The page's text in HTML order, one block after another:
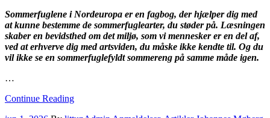
Sommerfuglene i Nordeuropa er en fagbog, der hjælper dig med
at kunne bestemme de sommerfuglearter, du støder på. Læsningen
skaber en bevidsthed om det miljø, som vi mennesker er en del af,
ved at erhverve dig med artsviden, du måske ikke kendte til. Og du
vil ikke se en sommerfuglefyldt sommereng på samme måde igen.
…
Continue Reading